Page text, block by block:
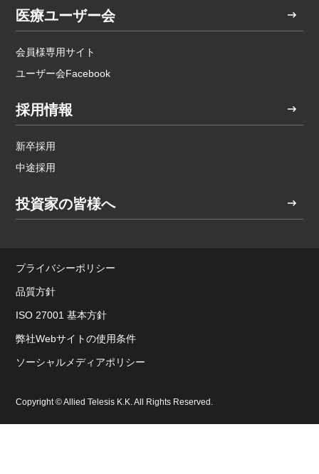
医療ユーザー会
会員様専用サイト
ユーザー会Facebook
採用情報
新卒採用
中途採用
投資家の皆様へ
プライバシーポリシー
品質方針
ISO 27001 基本方針
弊社Webサイトの使用条件
ソーシャルメディアポリシー
Copyright © Allied Telesis K.K. All Rights Reserved.